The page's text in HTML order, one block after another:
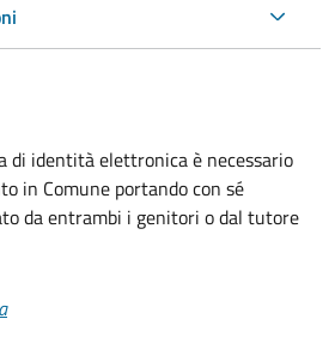
di identità elettronica è necessario
in Comune portando con sé
da entrambi i genitori o dal tutore